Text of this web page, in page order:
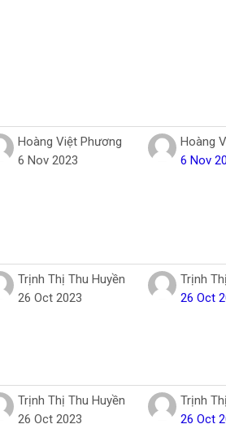
Hoàng Việt Phương
6 Nov 2023
Hoàng
6 Nov
Trịnh Thị Thu Huyền
26 Oct 2023
Trịnh
26 Oct
Trịnh Thị Thu Huyền
26 Oct 2023
Trịnh
26 Oct